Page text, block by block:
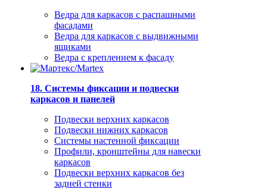
Ведра для каркасов с распашными
фасадами
Ведра для каркасов с выдвижными
ящиками
Ведра с креплением к фасаду
18. Системы фиксации и подвески
каркасов и панелей
Подвески верхних каркасов
Подвески нижних каркасов
Системы настенной фиксации
Профили, кронштейны для навески
каркасов
Подвески верхних каркасов без
задней стенки